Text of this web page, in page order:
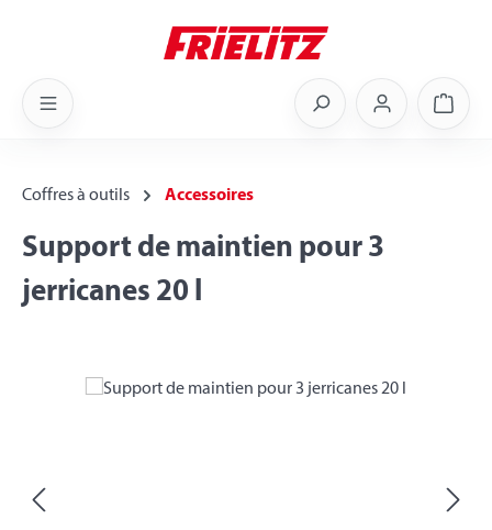
Coffres à outils Accessoires
Support de maintien pour 3
jerricanes 20 l
Skip image gallery